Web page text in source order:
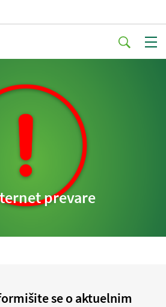
prevare
se o aktuelnim